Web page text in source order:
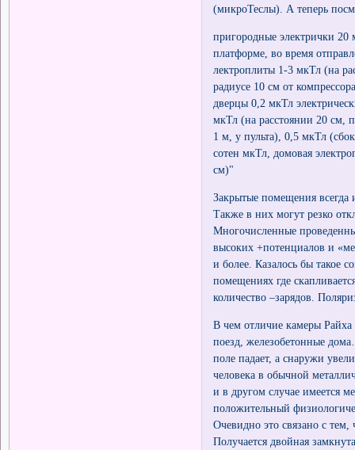
(микроТеслы). А теперь
пригородные электрички
платформе, во время
лектроплиты 1-3 мкТл (на
радиусе 10 см от
дверцы 0,2 мкТл
мкТл (на расстоянии 20 см,
1 м, у пульта), 0,5 мкТл
сотен мкТл, домовая
см)"
Закрытые помещения всегда
Также в них могут резко
Многочисленные
высоких +потенциалов и
и более. Казалось бы такое
помещениях где
количество –зарядов.
В чем отличие камеры Райха
поезд, железобетонные
поле падает, а снаружи
человека в обычной
и в другом случае имеется
положительный
Очевидно это связано с
Получается двойная